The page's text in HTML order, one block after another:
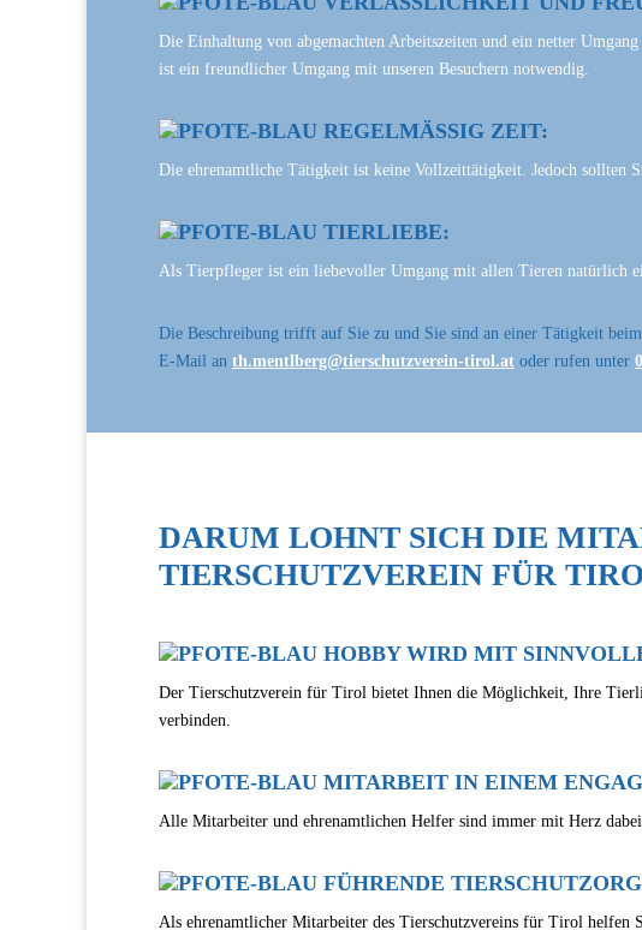
Die Einhaltung von abgemachten Arbeitszeiten und ein netter
ist ein freundlicher Umgang mit unseren Besuchern notwendig.
REGELMÄSSIG ZEIT:
Die ehrenamtliche Tätigkeit ist keine Vollzeittätigkeit. Jedoch sollten
TIERLIEBE:
Als Tierpfleger ist ein liebevoller Umgang mit allen Tieren natürlich
Die Beschreibung trifft auf Sie zu und Sie sind an einer Tätigkeit
E-Mail an th.mentlberg@tierschutzverein-tirol.at oder rufen unter
DARUM LOHNT SICH DIE
TIERSCHUTZVEREIN FÜR
HOBBY WIRD MIT
Der Tierschutzverein für Tirol bietet Ihnen die Möglichkeit, Ihre
verbinden.
MITARBEIT IN EINEM
Alle Mitarbeiter und ehrenamtlichen Helfer sind immer mit Herz
FÜHRENDE
Als ehrenamtlicher Mitarbeiter des Tierschutzvereins für Tirol